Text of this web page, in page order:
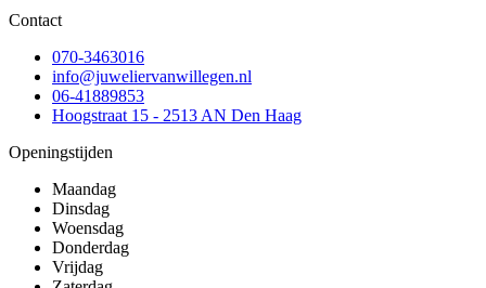
Contact
070-3463016
info@juweliervanwillegen.nl
06-41889853
Hoogstraat 15 - 2513 AN Den Haag
Openingstijden
Maandag
Dinsdag
Woensdag
Donderdag
Vrijdag